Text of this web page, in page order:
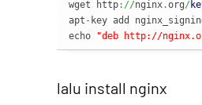
wget http://nginx.org/
apt - key add
echo
"deb http://
lalu install nginx